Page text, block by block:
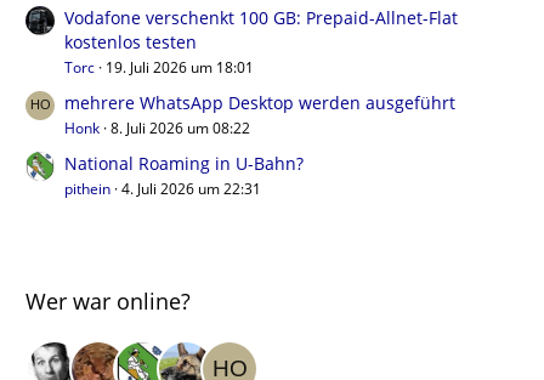
Vodafone verschenkt 100 GB: Prepaid-Allnet-Flat
kostenlos testen
Torc 19. Juli 2026 um 18:01
mehrere WhatsApp Desktop werden ausgeführt
Honk 8. Juli 2026 um 08:22
National Roaming in U-Bahn?
pithein 4. Juli 2026 um 22:31
Wer war online?